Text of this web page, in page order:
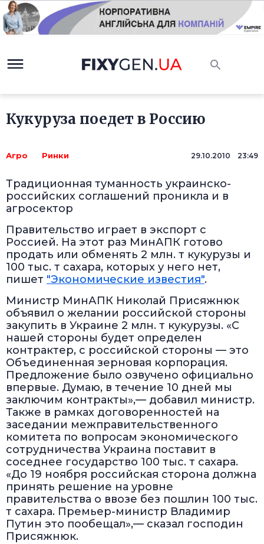
Кукуруза поедет в Россию
Агро Ринки 29.10.2010 23:49
Традиционная туманность украинско-
российских соглашений проникла и в
агросектор
Правительство играет в экспорт с
Россией. На этот раз МинАПК готово
продать или обменять 2 млн. т кукурузы и
100 тыс. т сахара, которых у него нет,
пишет "Экономические известия".
Министр МинАПК Николай Присяжнюк
объявил о желании российской стороны
закупить в Украине 2 млн. т кукурузы. «С
нашей стороны будет определен
контрактер, с российской стороны — это
Объединенная зерновая корпорация.
Предложение было озвучено официально
впервые. Думаю, в течение 10 дней мы
заключим контракты»,— добавил министр.
Также в рамках договоренностей на
заседании межправительственного
комитета по вопросам экономического
сотрудничества Украина поставит в
соседнее государство 100 тыс. т сахара.
«До 19 ноября российская сторона должна
принять решение на уровне
правительства о ввозе без пошлин 100 тыс.
т сахара. Премьер-министр Владимир
Путин это пообещал»,— сказал господин
Присяжнюк.